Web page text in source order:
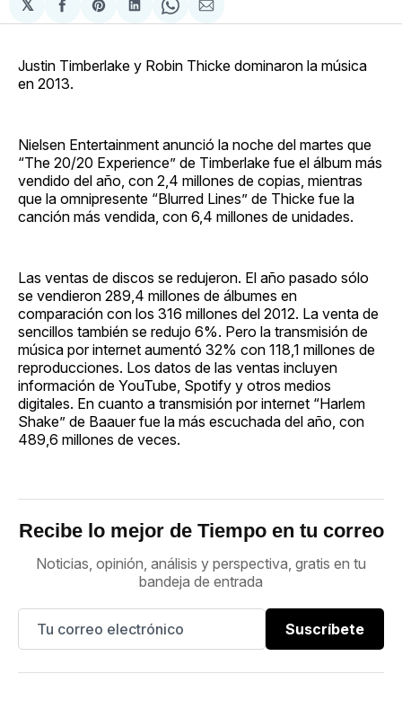
𝕏
Compartir
en
Share
on
Compartir
en
Share
on
Compartir
via
Justin Timberlake y Robin Thicke dominaron la música
en 2013.
Nielsen Entertainment anunció la noche del martes que
“The 20/20 Experience” de Timberlake fue el álbum más
vendido del año, con 2,4 millones de copias, mientras
que la omnipresente “Blurred Lines” de Thicke fue la
canción más vendida, con 6,4 millones de unidades.
Las ventas de discos se redujeron. El año pasado sólo
se vendieron 289,4 millones de álbumes en
comparación con los 316 millones del 2012. La venta de
sencillos también se redujo 6%. Pero la transmisión de
música por internet aumentó 32% con 118,1 millones de
reproducciones. Los datos de las ventas incluyen
información de YouTube, Spotify y otros medios
digitales. En cuanto a transmisión por internet “Harlem
Shake” de Baauer fue la más escuchada del año, con
489,6 millones de veces.
Recibe lo mejor de Tiempo en tu correo
Noticias, opinión, análisis y perspectiva, gratis en tu
bandeja de entrada
Suscríbete